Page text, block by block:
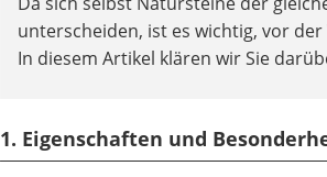
unterscheiden, ist es wichtig, vor
In diesem Artikel klären wir Sie
1. Eigenschaften und